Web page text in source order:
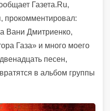
Газета.Ru,
прокомментировал:
Вани Дмитриенко,
Газа» и много моего
песен,
в альбом группы